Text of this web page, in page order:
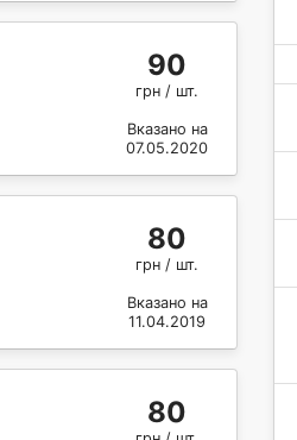
90
грн / шт.
Вказано на
07.05.2020
80
грн / шт.
Вказано на
11.04.2019
80